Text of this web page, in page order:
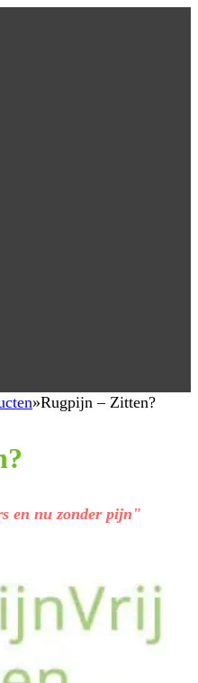
Rugpijn – Zitten?
en nu zonder pijn"